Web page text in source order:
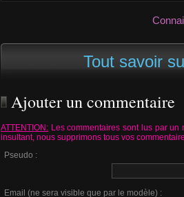
Tout savoir
Ajouter un commentaire
ATTENTION: Les commentaires sont lus par
insultant, nous supprimons tous vos
Pseudo :
Email (ne sera visible que par le modèle) :